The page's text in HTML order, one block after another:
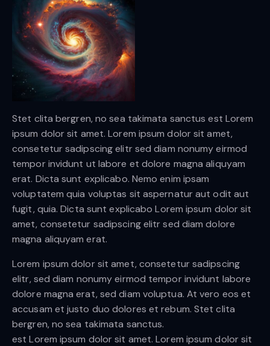
Stet clita bergren, no sea takimata sanctus est Lorem
ipsum dolor sit amet. Lorem ipsum dolor sit amet,
consetetur sadipscing elitr sed diam nonumy eirmod
tempor invidunt ut labore et dolore magna aliquyam
erat. Dicta sunt explicabo. Nemo enim ipsam
voluptatem quia voluptas sit aspernatur aut odit aut
fugit, quia. Dicta sunt explicabo Lorem ipsum dolor sit
amet, consetetur sadipscing elitr sed diam dolore
magna aliquyam erat.
Lorem ipsum dolor sit amet, consetetur sadipscing
elitr, sed diam nonumy eirmod tempor invidunt labore
dolore magna erat, sed diam voluptua. At vero eos et
accusam et justo duo dolores et rebum. Stet clita
bergren, no sea takimata sanctus.
est Lorem ipsum dolor sit amet. Lorem ipsum dolor sit